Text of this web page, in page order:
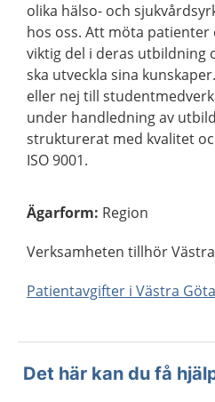
olika hälso- och
hos oss. Att möta
viktig del i deras utbildning
ska utveckla sina
eller nej till
under handledning av
strukturerat med kvalitet
ISO 9001.
Ägarform: Region
Verksamheten tillhör
Patientavgifter i Västra
Det här kan du få